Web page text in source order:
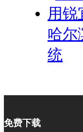
哈尔
统
免费下载